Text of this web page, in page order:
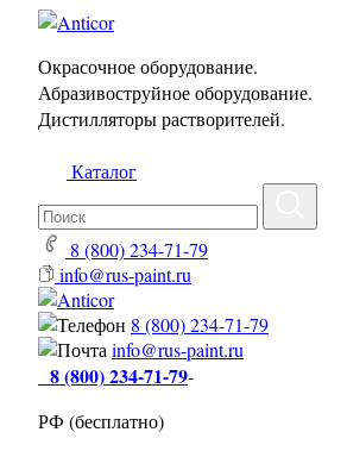
Окрасочное оборудование.
Абразивоструйное оборудование.
Дистилляторы растворителей.
Каталог
8 (800) 234-71-79
info@rus-paint.ru
8 (800) 234-71-79
info@rus-paint.ru
8 (800) 234-71-79-
РФ (бесплатно)